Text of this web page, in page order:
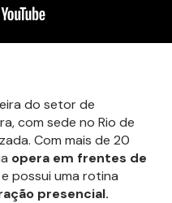
do setor de
com sede no Rio de
Com mais de 20
opera em frentes de
e possui uma rotina
presencial.